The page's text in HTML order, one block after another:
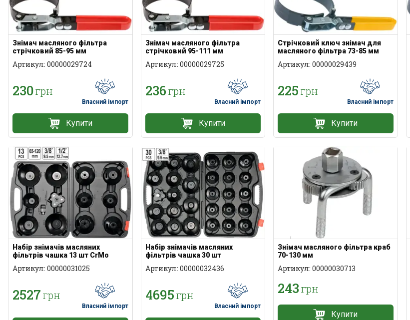
Знімач масляного фільтра
стрічковий 85-95 мм
Артикул: 00000029724
230грн
Власний імпорт
Купити
Знімач масляного фільтра
стрічковий 95-111 мм
Артикул: 00000029725
236грн
Власний імпорт
Купити
Стрічковий ключ знімач для
масляного фільтра 73-85 мм
Артикул: 00000029439
225грн
Власний імпорт
Купити
Набір знімачів масляних
фільтрів чашка 13 шт CrMo
Артикул: 00000031025
2527грн
Власний імпорт
Набір знімачів масляних
фільтрів чашка 30 шт
Артикул: 00000032436
4695грн
Власний імпорт
Знімач масляного фільтра краб
70-130 мм
Артикул: 00000030713
243грн
Купити